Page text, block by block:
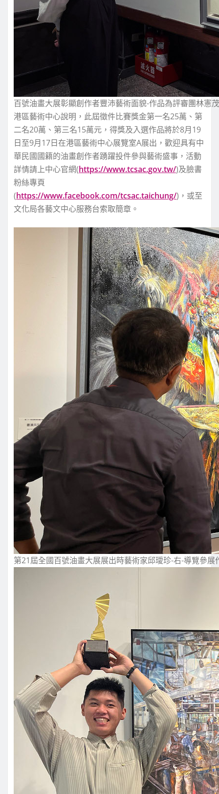
百號油畫大展彰顯創作者豐沛藝術面貌-作品為評審團林憲
港區藝術中心說明，此屆徵件比賽獎金第一名25萬、第
二名20萬、第三名15萬元，得獎及入選作品將於8月19
日至9月17日在港區藝術中心展覽室A展出，歡迎具有中
華民國國籍的油畫創作者踴躍投件參與藝術盛事，活動
詳情請上中心官網(https://www.tcsac.gov.tw/)及臉書
粉絲專頁
(https://www.facebook.com/tcsac.taichung/)，或至
文化局各藝文中心服務台索取簡章。
第21屆全國百號油畫大展展出時藝術家邱璦珍-右-導覽參展